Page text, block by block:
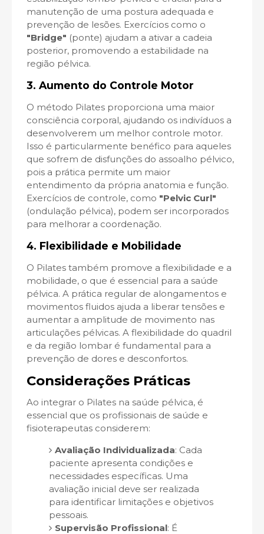
manutenção de uma postura adequada e
prevenção de lesões. Exercícios como o
"Bridge" (ponte) ajudam a ativar a cadeia
posterior, promovendo a estabilidade na
região pélvica.
3. Aumento do Controle Motor
O método Pilates proporciona uma maior
consciência corporal, ajudando os indivíduos a
desenvolverem um melhor controle motor.
Isso é particularmente benéfico para aqueles
que sofrem de disfunções do assoalho pélvico,
pois a prática permite um maior
entendimento da própria anatomia e função.
Exercícios de controle, como "Pelvic Curl"
(ondulação pélvica), podem ser incorporados
para melhorar a coordenação.
4. Flexibilidade e Mobilidade
O Pilates também promove a flexibilidade e a
mobilidade, o que é essencial para a saúde
pélvica. A prática regular de alongamentos e
movimentos fluidos ajuda a liberar tensões e
aumentar a amplitude de movimento nas
articulações pélvicas. A flexibilidade do quadril
e da região lombar é fundamental para a
prevenção de dores e desconfortos.
Considerações Práticas
Ao integrar o Pilates na saúde pélvica, é
essencial que os profissionais de saúde e
fisioterapeutas considerem:
Avaliação Individualizada: Cada
paciente apresenta condições e
necessidades específicas. Uma
avaliação inicial deve ser realizada
para identificar limitações e objetivos
pessoais.
Supervisão Profissional: É